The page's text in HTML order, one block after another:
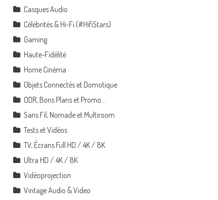
Casques Audio
Célébrités & Hi-Fi (#HifiStars)
Gaming
Haute-Fidélité
Home Cinéma
Objets Connectés et Domotique
ODR, Bons Plans et Promo…
Sans Fil, Nomade et Multiroom
Tests et Vidéos
TV, Écrans Full HD / 4K / 8K
Ultra HD / 4K / 8K
Vidéoprojection
Vintage Audio & Video